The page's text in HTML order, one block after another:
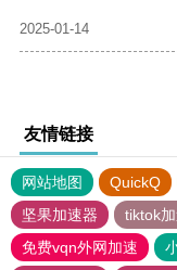
2025-01-14
友情链接
网站地图 QuickQ
坚果加速器
tiktok
免费vqn外网加速